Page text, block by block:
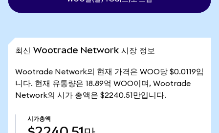
최신 Wootrade Network 시장 정보
Wootrade Network의 현재 가격은 WOO당 $0.0119입
니다. 현재 유통량은 18.89억 WOO이며, Wootrade
Network의 시가 총액은 $2240.51만입니다.
시가총액